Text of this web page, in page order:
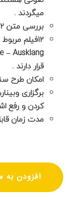
میگردند .
بررسی متن ۱۲ فیلم کوتاه مربوط به ۱۲ درس
قرار دارند .
امکان طرح
برگزاری
کردن و رفع
مدت زمان قابل
افزودن به